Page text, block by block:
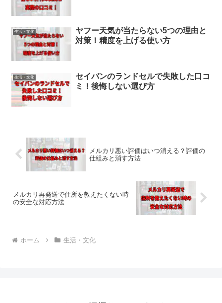
生活・文化
ヤフー天気が当たらない5つの理由と
対策！精度を上げる使い方
生活・文化
セイバンのランドセルで失敗した口コ
ミ！後悔しない選び方
メルカリ悪い評価はいつ消える？評価の
仕組みと消す方法
メルカリ再発送で住所を教えたくない時
の安全な対応方法
ホーム 生活・文化